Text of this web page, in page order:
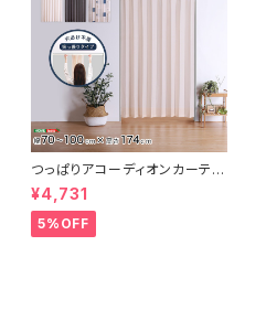
つっぱりアコーディオンカーテ
ン 100×174cm SH-16-TA
DC
¥4,731
5%OFF